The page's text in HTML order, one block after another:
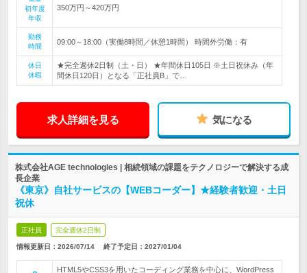
初年度
年収
350万円～420万円
勤務
時間
09:00～18:00（実働8時間／休憩1時間） 時間外労働：有
休日
休暇
★完全週休2日制（土・日） ★年間休日105日 ※土日祝休み（年
間休日120日）となる「正社員B」で…
求人詳細を見る 気になる
株式会社AGE technologies | 相続領域の課題をテクノロジーで解決する成
長企業
《東京》自社サービスの【WEBコーダー】★経験者歓迎・土日
祝休
正社員 完全週休2日制
情報更新日：2026/07/14 終了予定日： 2027/01/04
HTML5やCSS3を用いたコーディング業務を中心に、WordPress